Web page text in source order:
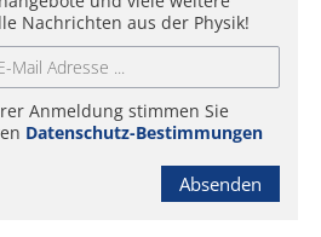
Nachrichten aus der Physik!
Anmeldung stimmen Sie
Datenschutz-Bestimmungen
Absenden